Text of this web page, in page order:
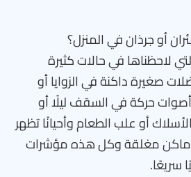
أو جرذان في المنزل؟
لاحظناها في حالات كثيرة
صغيرة داكنة في الزوايا أو
حركة في السقف ليلًا أو
أو علب الطعام وأحيانًا تظهر
أماكن مغلقة وكل هذه مؤشرات
سريعًا.